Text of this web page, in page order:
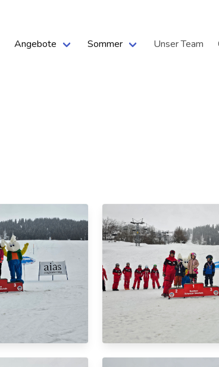
Angebote Sommer Unser Team